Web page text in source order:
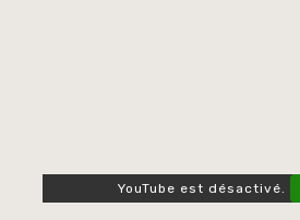
YouTube est désactivé.